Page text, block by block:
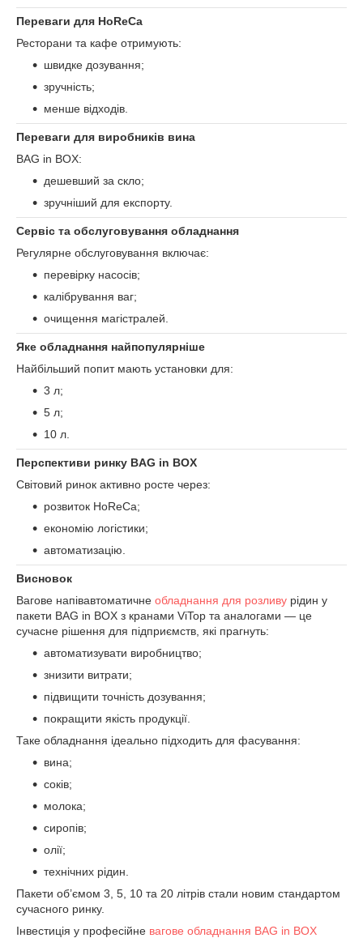
Переваги для HoReCa
Ресторани та кафе отримують:
швидке дозування;
зручність;
менше відходів.
Переваги для виробників вина
BAG in BOX:
дешевший за скло;
зручніший для експорту.
Сервіс та обслуговування обладнання
Регулярне обслуговування включає:
перевірку насосів;
калібрування ваг;
очищення магістралей.
Яке обладнання найпопулярніше
Найбільший попит мають установки для:
3 л;
5 л;
10 л.
Перспективи ринку BAG in BOX
Світовий ринок активно росте через:
розвиток HoReCa;
економію логістики;
автоматизацію.
Висновок
Вагове напівавтоматичне обладнання для розливу рідин у
пакети BAG in BOX з кранами ViTop та аналогами — це
сучасне рішення для підприємств, які прагнуть:
автоматизувати виробництво;
знизити витрати;
підвищити точність дозування;
покращити якість продукції.
Таке обладнання ідеально підходить для фасування:
вина;
соків;
молока;
сиропів;
олії;
технічних рідин.
Пакети об’ємом 3, 5, 10 та 20 літрів стали новим стандартом
сучасного ринку.
Інвестиція у професійне вагове обладнання BAG in BOX